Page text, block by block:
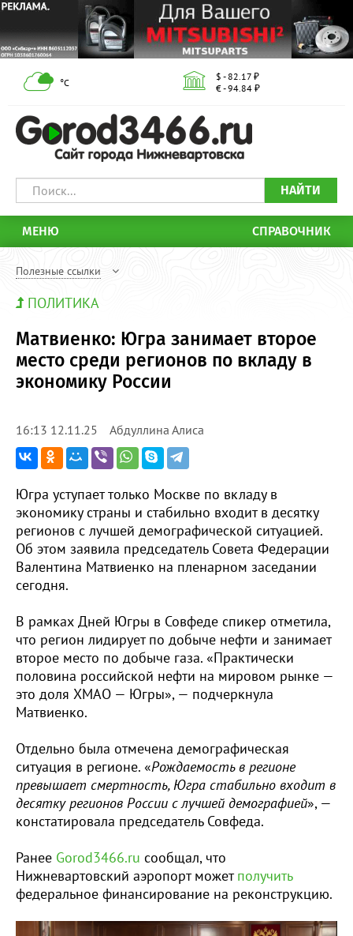
°С
$ - 82.17 ₽
€ - 94.84 ₽
НАЙТИ
МЕНЮ СПРАВОЧНИК
Полезные ссылки
ПОЛИТИКА
Матвиенко: Югра занимает второе
место среди регионов по вкладу в
экономику России
16:13 12.11.25 Абдуллина Алиса
Югра уступает только Москве по вкладу в
экономику страны и стабильно входит в десятку
регионов с лучшей демографической ситуацией.
Об этом заявила председатель Совета Федерации
Валентина Матвиенко на пленарном заседании
сегодня.
В рамках Дней Югры в Совфеде спикер отметила,
что регион лидирует по добыче нефти и занимает
второе место по добыче газа. «Практически
половина российской нефти на мировом рынке —
это доля ХМАО — Югры», — подчеркнула
Матвиенко.
Отдельно была отмечена демографическая
ситуация в регионе. «Рождаемость в регионе
превышает смертность, Югра стабильно входит в
десятку регионов России с лучшей демографией», —
констатировала председатель Совфеда.
Ранее Gorod3466.ru сообщал, что
Нижневартовский аэропорт можетполучить
федеральное финансирование на реконструкцию.